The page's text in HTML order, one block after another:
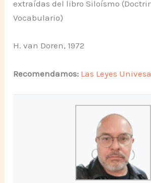
extraídas del libro Siloísmo
Vocabulario)
H. van Doren, 1972
Recomendamos: Las Leyes